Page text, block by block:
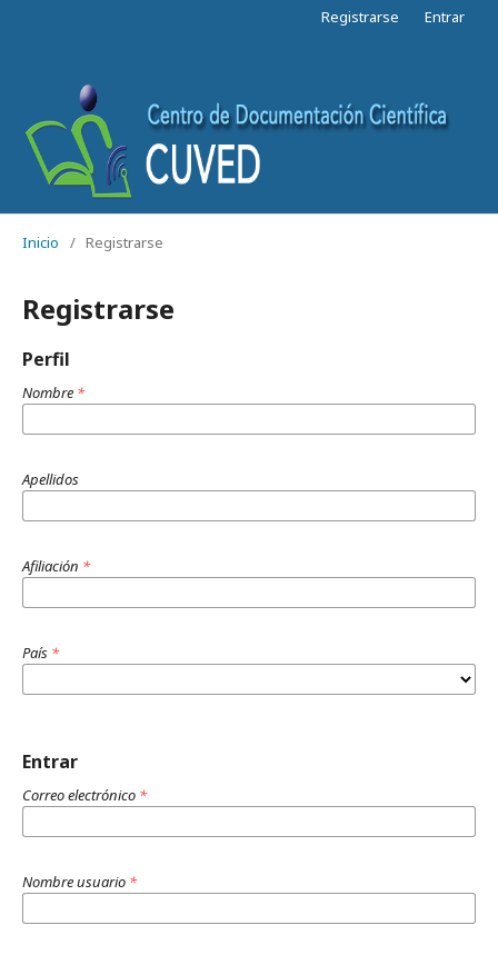
Registrarse Entrar
Inicio / Registrarse
Registrarse
Perfil
Nombre *
Apellidos
Afiliación *
País *
Entrar
Correo electrónico *
Nombre usuario *